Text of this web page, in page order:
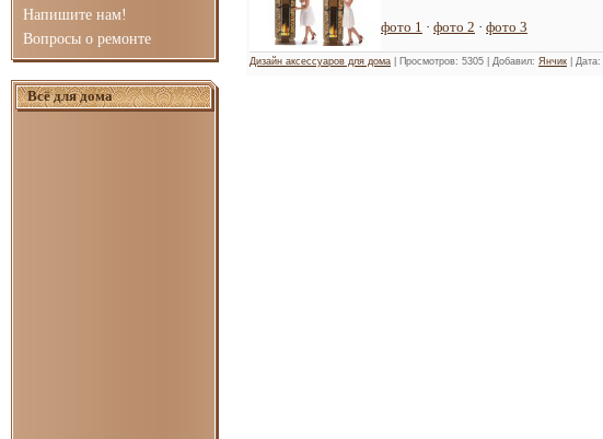
Напишите нам!
Вопросы о ремонте
Всё для дома
фото 1 · фото 2 · фото 3
Дизайн аксессуаров для дома | Просмотров: 5305 | Добавил: Янчик | Дата: